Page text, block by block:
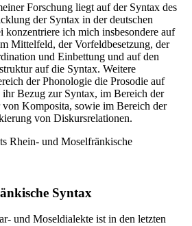
Forschung liegt auf der Syntax des
der Syntax in der deutschen
konzentriere ich mich insbesondere auf
Mittelfeld, der Vorfeldbesetzung, der
und Einbettung und auf den
auf die Syntax. Weitere
der Phonologie die Prosodie auf
ihr Bezug zur Syntax, im Bereich der
Komposita, sowie im Bereich der
von Diskursrelationen.
Syntax
und Moseldialekte ist in den letzten